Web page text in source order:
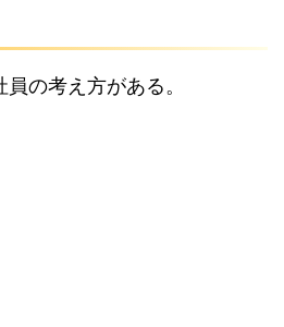
の考え方がある。